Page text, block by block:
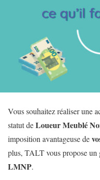
Vous souhaitez réaliser une
statut deLoueur Meublé
imposition avantageuse de
plus, TALT vous propose un
LMNP.